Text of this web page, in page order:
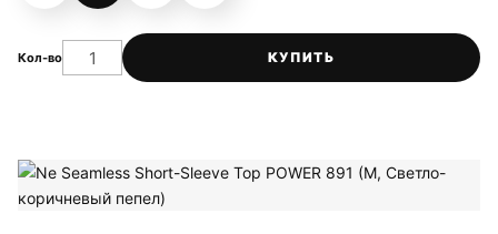
Кол-во КУПИТЬ